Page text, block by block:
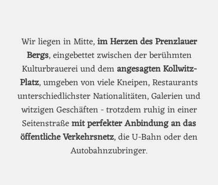
Wir liegen in Mitte,im Herzen des Prenzlauer
Bergs, eingebettet zwischen der berühmten
Kulturbrauerei und demangesagten Kollwitz-
Platz, umgeben von viele Kneipen, Restaurants
unterschiedlichster Nationalitäten, Galerien und
witzigen Geschäften - trotzdem ruhig in einer
Seitenstraßemit perfekter Anbindung an das
öffentliche Verkehrsnetz, die U-Bahn oder den
Autobahnzubringer.